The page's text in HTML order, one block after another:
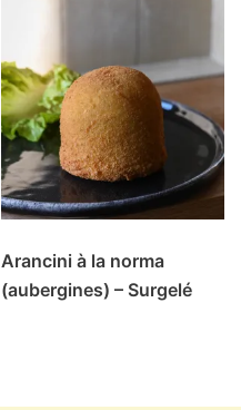
Arancini à la norma
(aubergines) – Surgelé